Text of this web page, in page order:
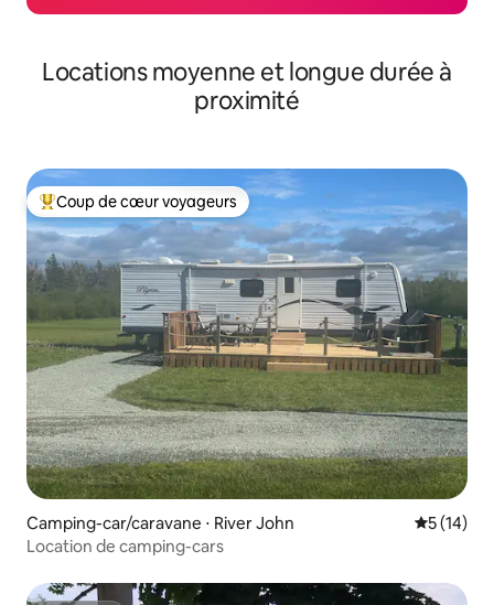
Locations moyenne et longue durée à
proximité
Coups de cœur voyageurs les plus appréciés
Coup de cœur voyageurs
Camping-car/caravane ⋅ River John
5 (14)
Location de camping-cars